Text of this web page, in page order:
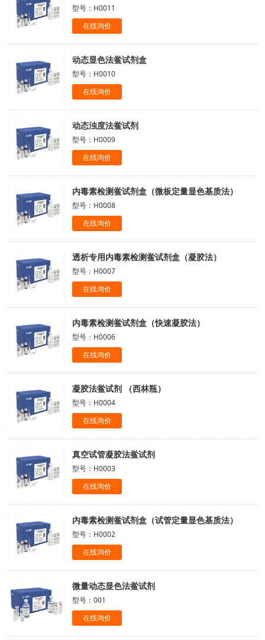
型号：H0011
在线询价
动态显色法鲎试剂盒
型号：H0010
在线询价
动态浊度法鲎试剂
型号：H0009
在线询价
内毒素检测鲎试剂盒（微板定量显色基质法）
型号：H0008
在线询价
透析专用内毒素检测鲎试剂盒（凝胶法）
型号：H0007
在线询价
内毒素检测鲎试剂盒（快速凝胶法）
型号：H0006
在线询价
凝胶法鲎试剂 （西林瓶）
型号：H0004
在线询价
真空试管凝胶法鲎试剂
型号：H0003
在线询价
内毒素检测鲎试剂盒（试管定量显色基质法）
型号：H0002
在线询价
微量动态显色法鲎试剂
型号：001
在线询价